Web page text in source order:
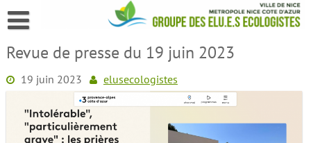
to
content
Revue de presse du 19 juin 2023
19 juin 2023 elusecologistes